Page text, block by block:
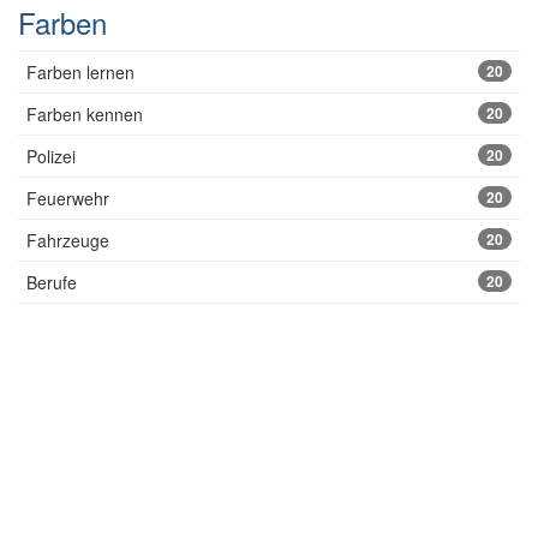
Farben
Farben lernen 20
Farben kennen 20
Polizei 20
Feuerwehr 20
Fahrzeuge 20
Berufe 20